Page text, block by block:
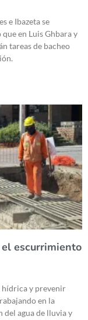
e Ibazeta se
en Luis Ghbara y
tareas de bacheo
escurrimiento
y prevenir
en la
del agua de lluvia y